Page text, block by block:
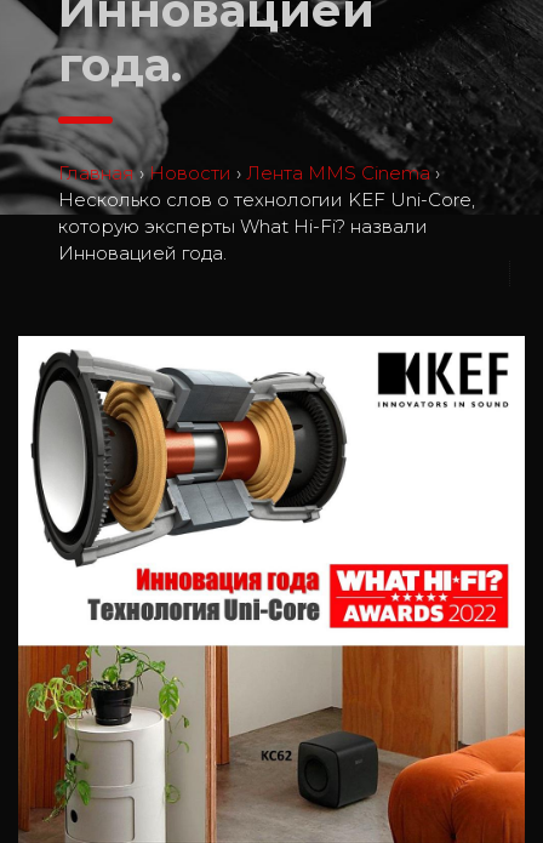
года.
Главная › Новости › Лента MMS Cinema ›
Несколько слов о технологии KEF Uni-Core,
которую эксперты What Hi-Fi? назвали
Инновацией года.